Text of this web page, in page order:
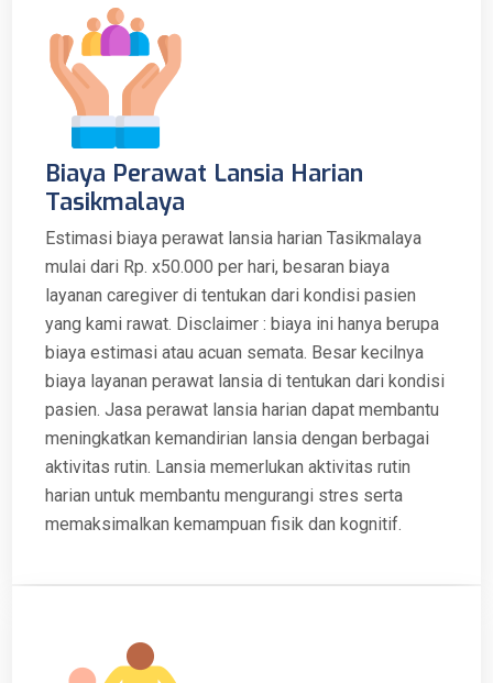
Biaya Perawat Lansia Harian
Tasikmalaya
Estimasi biaya perawat lansia harian Tasikmalaya
mulai dari Rp. x50.000 per hari, besaran biaya
layanan caregiver di tentukan dari kondisi pasien
yang kami rawat. Disclaimer : biaya ini hanya berupa
biaya estimasi atau acuan semata. Besar kecilnya
biaya layanan perawat lansia di tentukan dari kondisi
pasien. Jasa perawat lansia harian dapat membantu
meningkatkan kemandirian lansia dengan berbagai
aktivitas rutin. Lansia memerlukan aktivitas rutin
harian untuk membantu mengurangi stres serta
memaksimalkan kemampuan fisik dan kognitif.